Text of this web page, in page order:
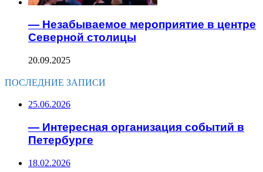
— Незабываемое мероприятие в центре
Северной столицы
20.09.2025
ПОСЛЕДНИЕ ЗАПИСИ
25.06.2026
— Интересная организация событий в
Петербурге
18.02.2026